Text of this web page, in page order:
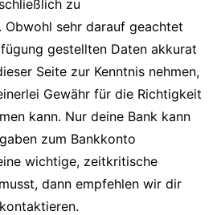
zu
sehr darauf geachtet
gestellten Daten akkurat
Seite zur Kenntnis nehmen,
Gewähr für die Richtigkeit
kann. Nur deine Bank kann
zum Bankkonto
wichtige, zeitkritische
dann empfehlen wir dir